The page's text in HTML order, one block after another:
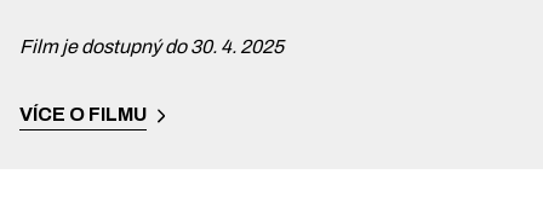
Film je dostupný do 30. 4. 2025
VÍCE O FILMU